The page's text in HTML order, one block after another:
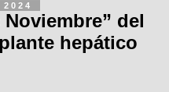
Noviembre” del
hepático